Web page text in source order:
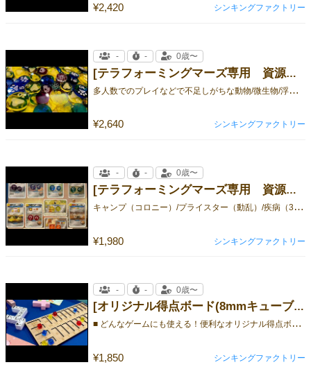
¥2,420 シンキングファクトリー
[テラフォーミングマーズ専用 資源トークンおかわり]
多
人数でのプレイなどで不足しがちな動物/微生物/浮遊体の専用アクリルトークンの個数を増やす！
¥2,640
- - 0歳〜
シンキングファクトリー
[テラフォーミングマーズ専用 資源トークン３]
キ
ャンプ（コロニー）/プライスター（動乱）/疾病（3D地形ボックス）
¥1,980
- - 0歳〜
シンキングファクトリー
[オリジナル得点ボード(8mmキューブ付き)]
■
どんなゲームにも使える！便利なオリジナル得点ボード■
¥1,850
- - 0歳〜
シンキングファクトリー